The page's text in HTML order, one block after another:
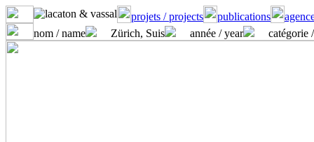
projets / projects publications
nom / name
Zürich, Suis année / year catégorie